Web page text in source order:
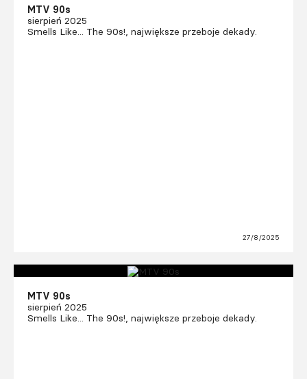
MTV 90s
sierpień 2025
Smells Like... The 90s!, największe przeboje dekady.
27/8/2025
MTV 90s
sierpień 2025
Smells Like... The 90s!, największe przeboje dekady.